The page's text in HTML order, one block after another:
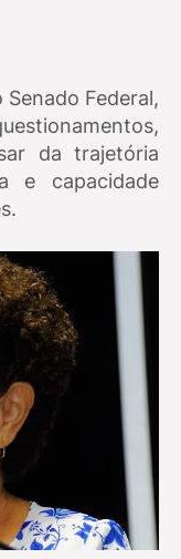
Senado Federal,
da trajetória
e capacidade